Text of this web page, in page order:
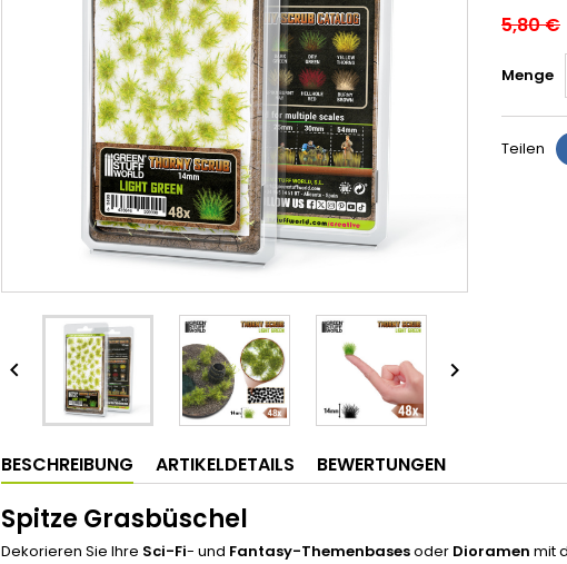
 
5,80 €
Menge
Teilen
BESCHREIBUNG ARTIKELDETAILS BEWERTUNGEN
Spitze Grasbüschel
Dekorieren Sie Ihre Sci-Fi- und Fantasy-Themenbasesoder Dioramen mit